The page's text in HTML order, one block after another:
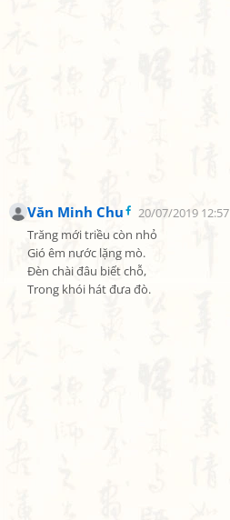
Văn Minh Chu
20/07/2019 12:57
Trăng mới triều còn nhỏ
Gió êm nước lặng mò.
Đèn chài đâu biết chỗ,
Trong khói hát đưa đò.